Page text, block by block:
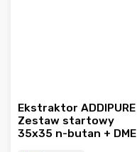
Ekstraktor ADDIPURE
Zestaw startowy
35x35 n-butan + DME